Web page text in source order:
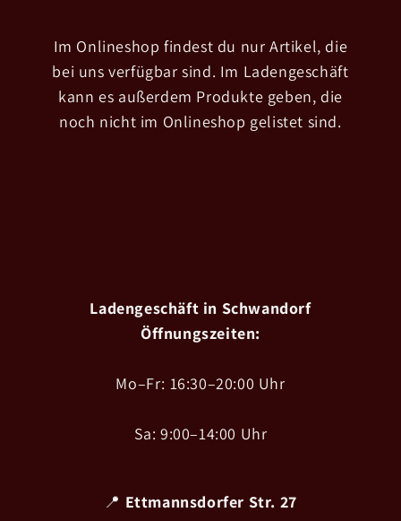
Im Onlineshop findest du nur Artikel, die
bei uns verfügbar sind. Im Ladengeschäft
kann es außerdem Produkte geben, die
noch nicht im Onlineshop gelistet sind.
Ladengeschäft in Schwandorf
Öffnungszeiten:
Mo–Fr: 16:30–20:00 Uhr
Sa: 9:00–14:00 Uhr
📍 Ettmannsdorfer Str. 27